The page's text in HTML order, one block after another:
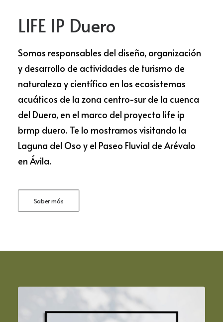
LIFE IP Duero
Somos responsables del diseño, organización
y desarrollo de actividades de turismo de
naturaleza y científico en los ecosistemas
acuáticos de la zona centro-sur de la cuenca
del Duero, en el marco del proyecto life ip
brmp duero. Te lo mostramos visitando la
Laguna del Oso y el Paseo Fluvial de Arévalo
en Ávila.
Saber más